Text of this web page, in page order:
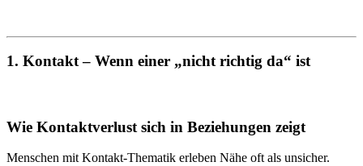
1. Kontakt – Wenn einer „nicht richtig da“ ist
Wie Kontaktverlust sich in Beziehungen zeigt
Menschen mit Kontakt-Thematik erleben Nähe oft als unsicher.